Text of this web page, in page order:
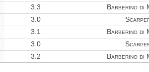
3.3 Barberino di
3.0
3.1 Barberino di
3.0
3.2 Barberino di